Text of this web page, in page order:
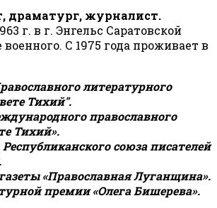
драматург, журналист.
г. в г. Энгельс Саратовской
военного. С 1975 года проживает в
литературного
Тихий".
православного
Тихий».
союза писателей
«Православная Луганщина».
премии «Олега Бишерева».